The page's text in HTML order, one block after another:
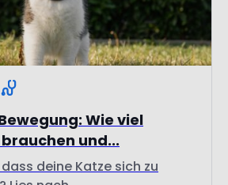
Wie viel
und...
deine Katze sich zu
Lies nach...